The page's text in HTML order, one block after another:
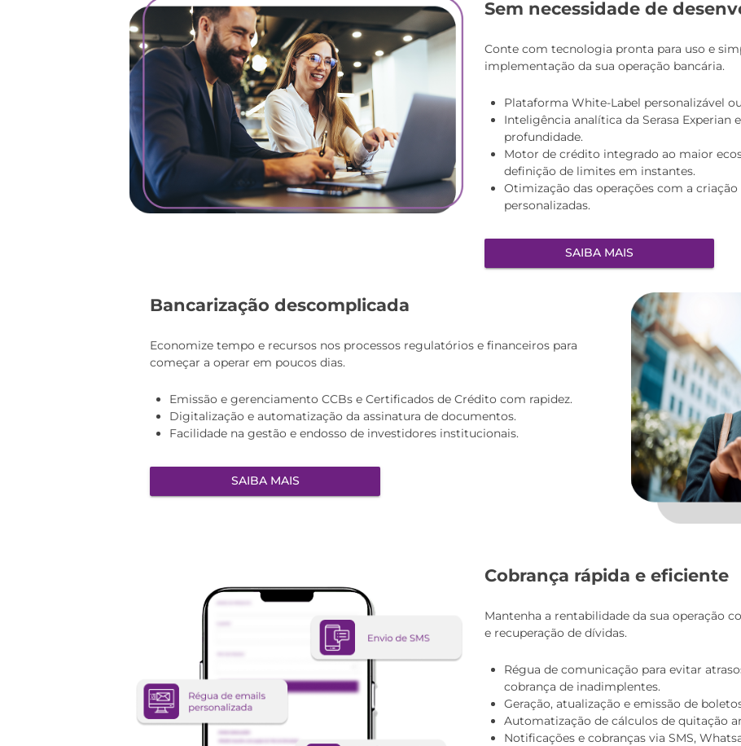
Sem necessidade de
Conte com tecnologia pronta para uso e
implementação da sua operação bancária.
Plataforma White-Label personalizável
Inteligência analítica da Serasa Experian
profundidade.
Motor de crédito integrado ao maior
definição de limites em instantes.
Otimização das operações com a
personalizadas.
SAIBA MAIS
Bancarização descomplicada
Economize tempo e recursos nos processos regulatórios e financeiros para
começar a operar em poucos dias.
Emissão e gerenciamento CCBs e Certificados de Crédito com rapidez.
Digitalização e automatização da assinatura de documentos.
Facilidade na gestão e endosso de investidores institucionais.
SAIBA MAIS
Cobrança rápida e eficiente
Mantenha a rentabilidade da sua operação
e recuperação de dívidas.
Régua de comunicação para evitar
cobrança de inadimplentes.
Geração, atualização e emissão de
Automatização de cálculos de quitação
Notificações e cobranças via SMS,